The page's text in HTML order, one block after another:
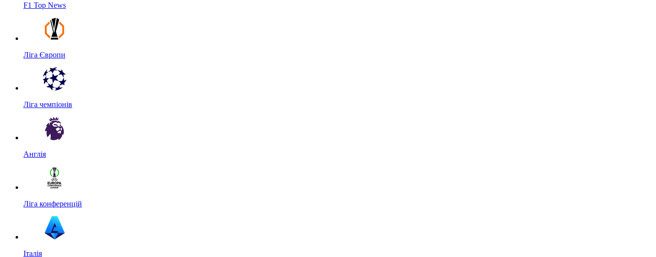
F1 Top News
Ліга Європи
Ліга чемпіонів
Англія
Ліга конференцій
Італія